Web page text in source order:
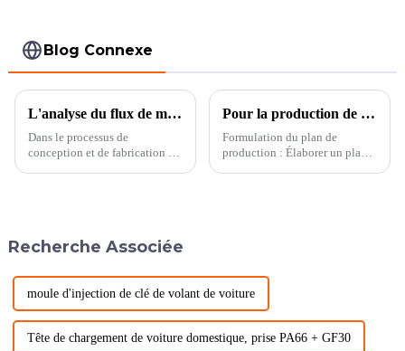
Blog Connexe
L'analyse du flux de moulage et l'optimisation DFM
Dans le processus de
conception et de fabrication de
étapes importantes qui peuvent
Pour la production de moulage par injection en grand volume de moules de connecteurs de précision
Formulation du plan de
production : Élaborer un plan
production...
Recherche Associée
moule d'injection de clé de volant de voiture
Tête de chargement de voiture domestique, prise PA66 + GF30